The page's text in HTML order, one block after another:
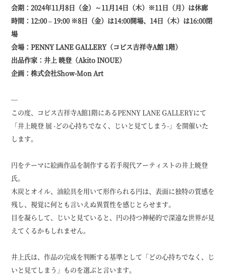
会期：2024年11月8日（金）～11月14日（木）※11日（月）は休廊
時間：12:00 – 19:00 ※8日（金）は14:00開場、14日（木）は16:00閉
場
会場：PENNY LANE GALLERY（コピス吉祥寺A館 1階）
出品作家：井上 暁登（Akito INOUE）
企画：株式会社Show-Mon Art
―
この度、コピス吉祥寺A館1階にあるPENNY LANE GALLERYにて
「井上暁登 展 -どの心持ちでなく、じいと見てしまう-」を開催いた
します。
円をテーマに絵画作品を制作する若手現代アーティストの井上暁登
氏。
木炭とオイル、油絵具を用いて形作られる円は、表面に独特の質感を
残し、視覚に何とも言いえぬ異質性を感じとらせます。
目を凝らして、じいと見ていると、円の持つ神秘的で深遠な世界が見
えてくるかもしれません。
井上氏は、作品の完成を判断する基準として「どの心持ちでなく、じ
いと見てしまう」ものを選ぶと言います。